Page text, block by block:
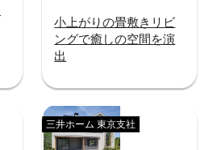
小上がりの畳敷きリビ
ングで癒しの空間を演
出
三井ホーム 東京支社